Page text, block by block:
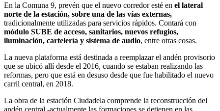
En la Comuna 9, prevén que el nuevo corredor esté en el lateral
norte de la estación, sobre una de las vías externas,
tradicionalmente utilizadas para servicios rápidos. Contará con
módulo SUBE de acceso, sanitarios, nuevos refugios,
iluminación, cartelería y sistema de audio, entre otras cosas.
La nueva plataforma está destinada a reemplazar el andén provisorio
que se ubicó allí desde el 2016, cuando se estaban realizando las
reformas, pero que está en desuso desde que fue habilitado el nuevo
carril central, en 2018.
La obra de la estación Ciudadela comprende la reconstrucción del
andén central -actualmente las formaciones se detienen en las